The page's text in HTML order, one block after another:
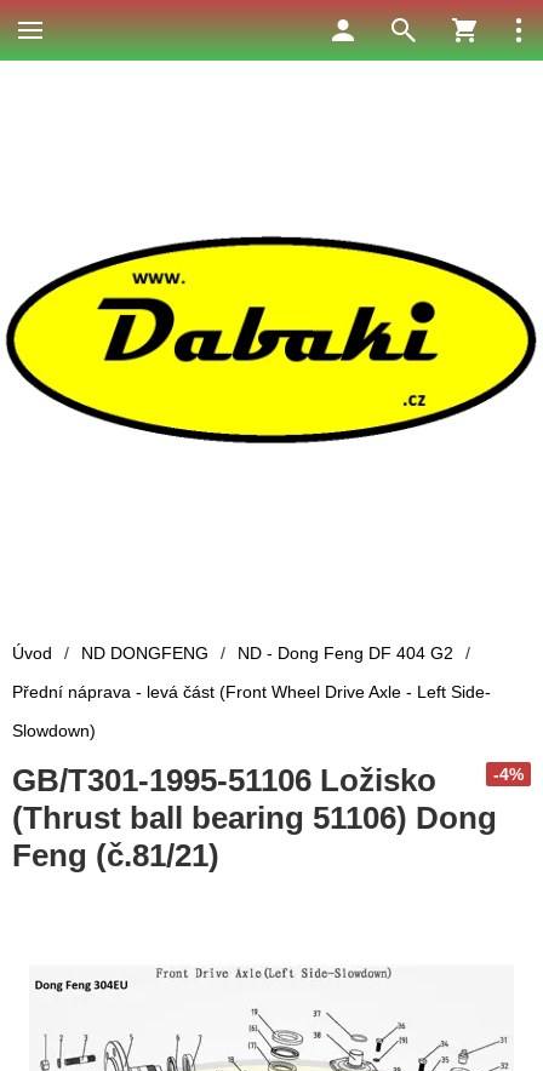
Úvod / ND DONGFENG / ND - Dong Feng DF 404 G2
/
Přední náprava - levá část (Front Wheel Drive Axle - Left Side-
Slowdown)
-4%
GB/T301-1995-51106 Ložisko
(Thrust ball bearing 51106) Dong
Feng (č.81/21)